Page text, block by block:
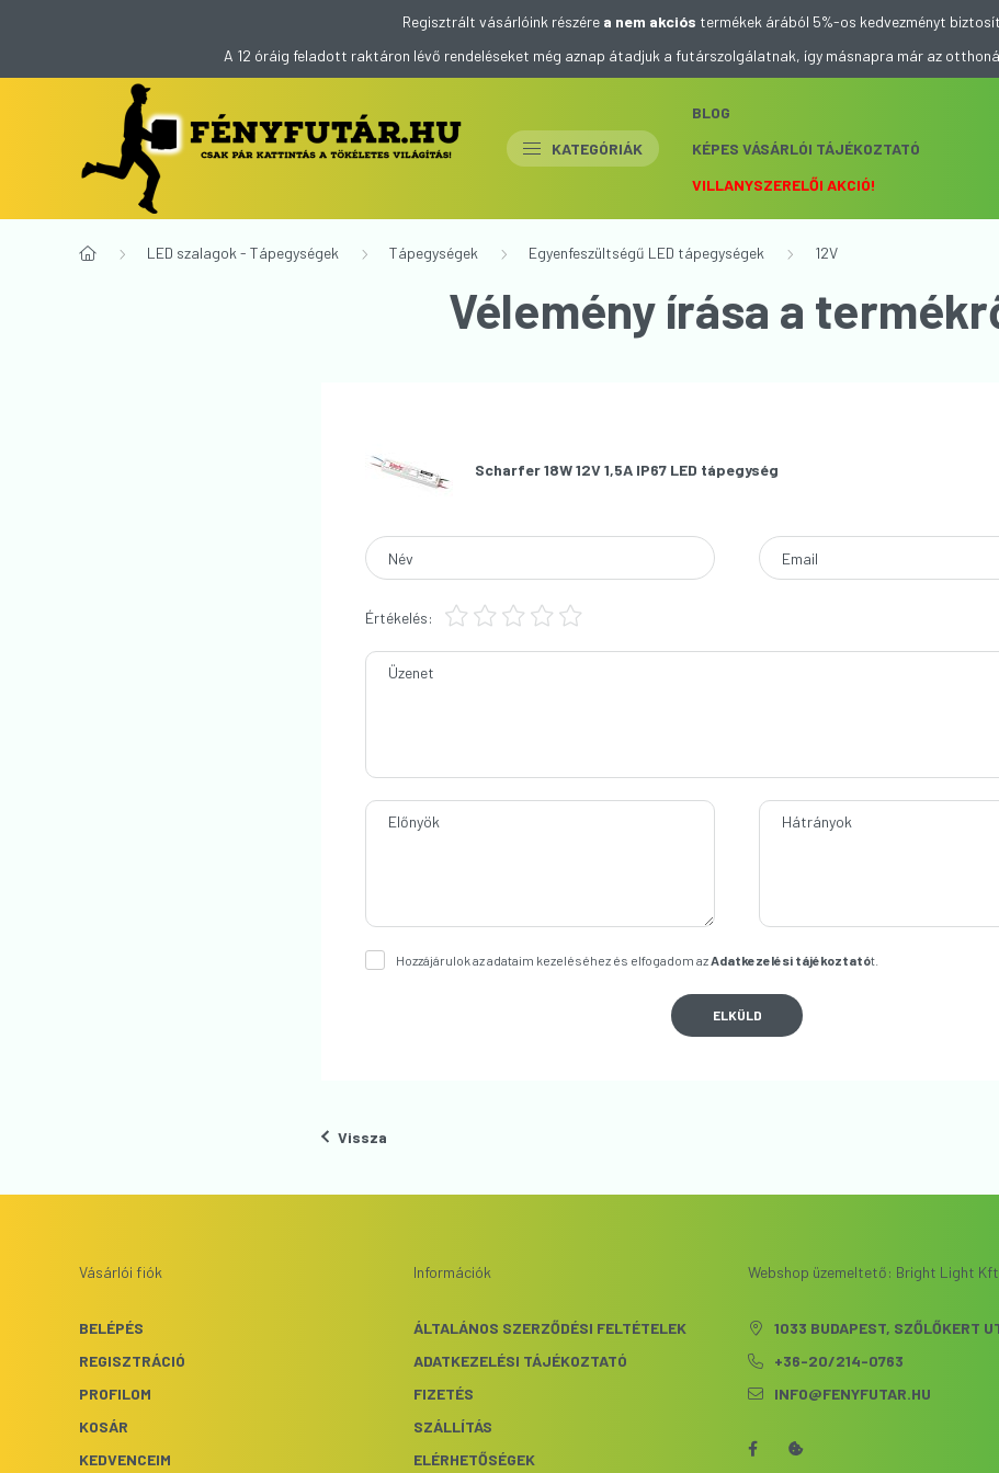
Regisztrált vásárlóink részére a nem akciós termékek árából 5%-os kedvezményt
A 12 óráig feladott raktáron lévő rendeléseket még aznap átadjuk a futárszolgálatnak, így másnapra már az
KATEGÓRIÁK
BLOG
KÉPES VÁSÁRLÓI TÁJÉKOZTATÓ
VILLANYSZERELŐI AKCIÓ!
LED szalagok - Tápegységek Tápegységek Egyenfeszültségű LED tápegységek 12V
Vélemény írása a
Scharfer 18W 12V 1,5A IP67 LED tápegység
Név Email
Értékelés:
Üzenet
Előnyök Hátrányok
Hozzájárulok az adataim kezeléséhez és elfogadom az Adatkezelési tájékoztatót.
ELKÜLD
Vissza
Vásárlói fiók
BELÉPÉS
REGISZTRÁCIÓ
PROFILOM
KOSÁR
KEDVENCEIM
Információk
ÁLTALÁNOS SZERZŐDÉSI FELTÉTELEK
ADATKEZELÉSI TÁJÉKOZTATÓ
FIZETÉS
SZÁLLÍTÁS
ELÉRHETŐSÉGEK
Webshop üzemeltető: Bright Light
1033 BUDAPEST, SZŐLŐKERT
+36-20/214-0763
INFO@FENYFUTAR.HU